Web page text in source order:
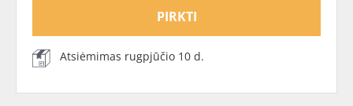
PIRKTI
Atsiėmimas rugpjūčio 10 d.